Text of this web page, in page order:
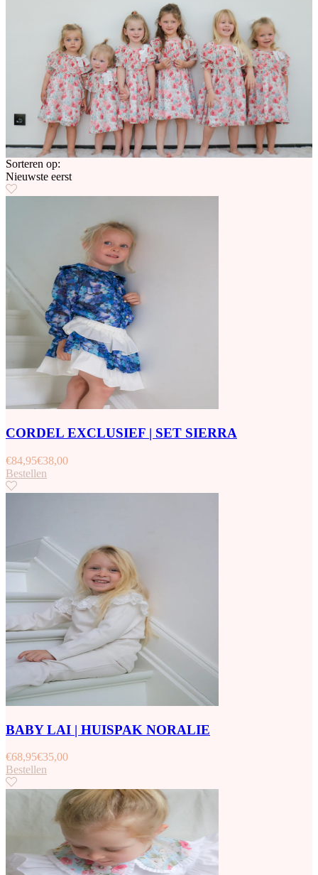
Sorteren op:
Nieuwste eerst
CORDEL EXCLUSIEF | SET SIERRA
€84,95€38,00
Bestellen
BABY LAI | HUISPAK NORALIE
€68,95€35,00
Bestellen